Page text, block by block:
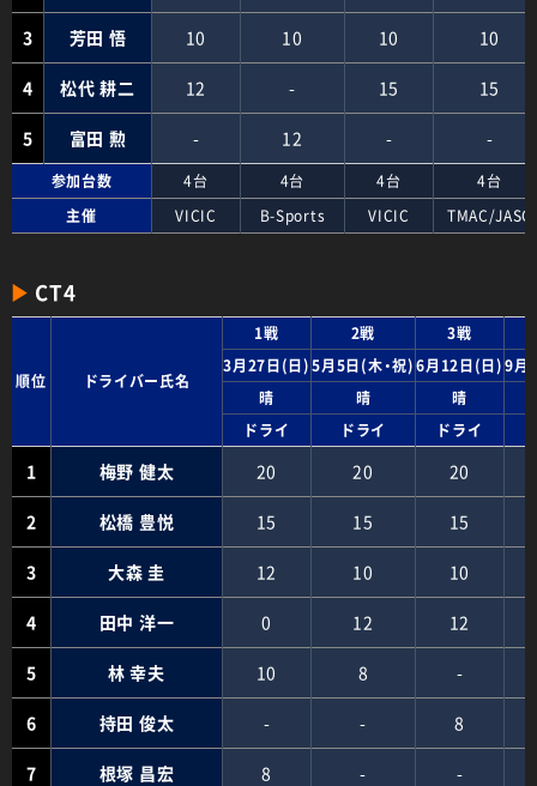
3 芳田 悟 10 10 10 10
4 松代 耕二 12 - 15 15
5 富田 勲 - 12 - -
参加台数 4台 4台 4台
4台
主催
VICIC B-Sports VICIC TMAC/JASC
CT4
順位 ドライバー氏名
1戦 2戦
3戦
3月27日(日)5月5日(木・祝)6月12日(日)9月
晴
晴
晴
ドライ
ドライ ドライ
1 梅野 健太 20 20 20
2 松橋 豊悦 15 15 15
3 大森 圭 12 10 10
4 田中 洋一 0 12 12
5 林 幸夫 10 8 -
6 持田 俊太 - - 8
7 根塚 昌宏 8 - -